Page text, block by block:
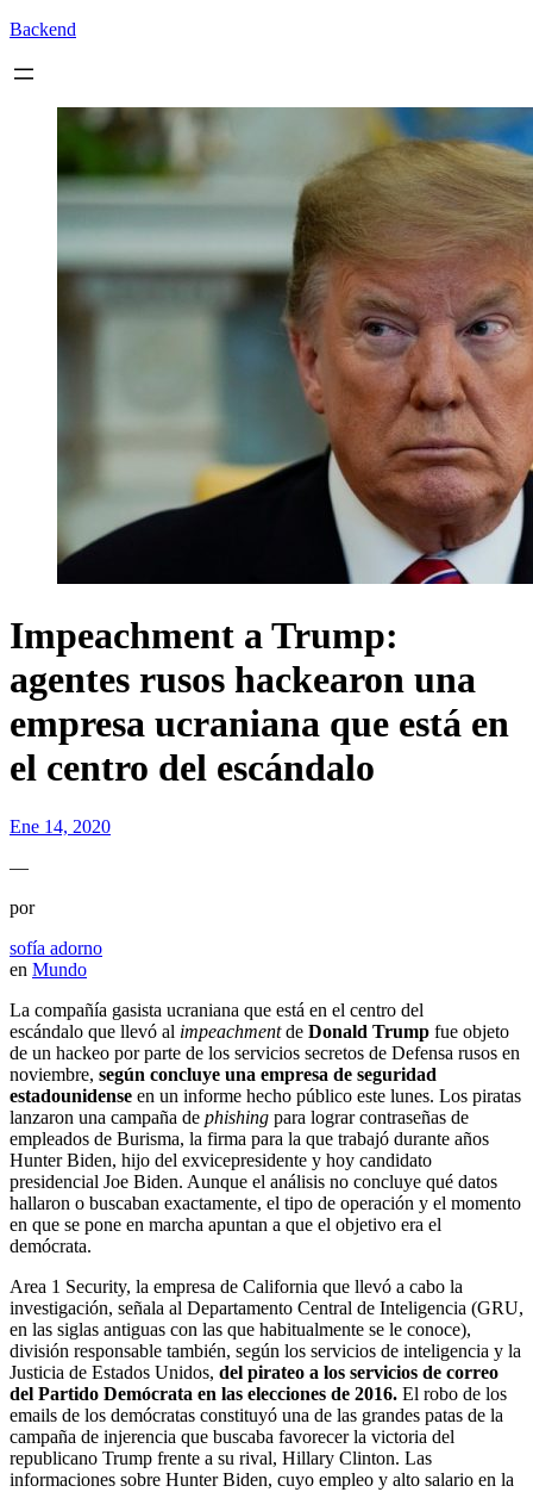
Backend
Impeachment a Trump:
agentes rusos hackearon una
empresa ucraniana que está en
el centro del escándalo
Ene 14, 2020
—
por
sofía adorno
en Mundo
La compañía gasista ucraniana que está en el centro del
escándalo que llevó al impeachmentde Donald Trump fue objeto
de un hackeo por parte de los servicios secretos de Defensa rusos en
noviembre, según concluye una empresa de seguridad
estadounidense en un informe hecho público este lunes. Los piratas
lanzaron una campaña de phishing para lograr contraseñas de
empleados de Burisma, la firma para la que trabajó durante años
Hunter Biden, hijo del exvicepresidente y hoy candidato
presidencial Joe Biden. Aunque el análisis no concluye qué datos
hallaron o buscaban exactamente, el tipo de operación y el momento
en que se pone en marcha apuntan a que el objetivo era el
demócrata.
Area 1 Security, la empresa de California que llevó a cabo la
investigación, señala al Departamento Central de Inteligencia (GRU,
en las siglas antiguas con las que habitualmente se le conoce),
división responsable también, según los servicios de inteligencia y la
Justicia de Estados Unidos, del pirateo a los servicios de correo
del Partido Demócrata en las elecciones de 2016. El robo de los
emails de los demócratas constituyó una de las grandes patas de la
campaña de injerencia que buscaba favorecer la victoria del
republicano Trump frente a su rival, Hillary Clinton. Las
informaciones sobre Hunter Biden, cuyo empleo y alto salario en la